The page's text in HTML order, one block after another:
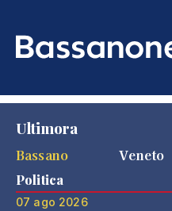
Ultimora
Bassano
Veneto
Politica
07 ago 2026